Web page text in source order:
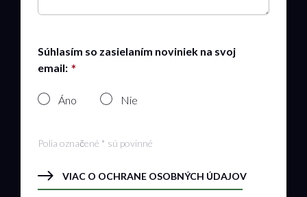
Súhlasím so zasielaním noviniek na svoj
email:
Áno Nie
Polia označené * sú povinné
VIAC O OCHRANE OSOBNÝCH ÚDAJOV